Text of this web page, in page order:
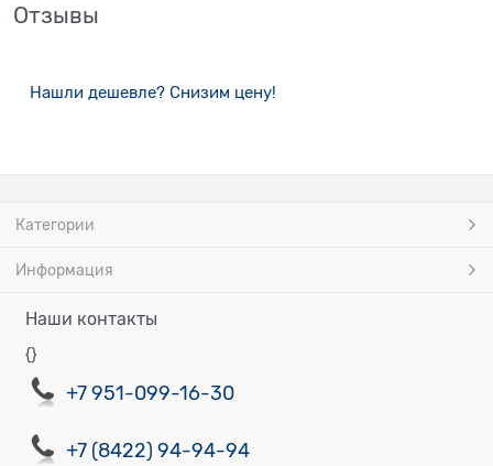
Отзывы
Нашли дешевле? Снизим цену!
Категории
Информация
Наши контакты
{}
+7 951-099-16-30
+7 (8422) 94-94-94